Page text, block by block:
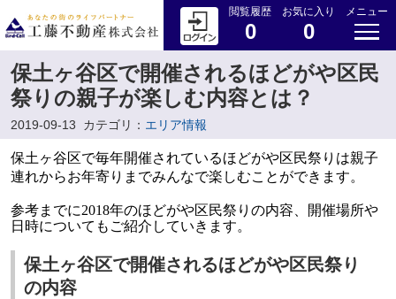
閲覧履歴
0
お気に入り
0
メニュー
保土ヶ谷区で開催されるほどがや区民
祭りの親子が楽しむ内容とは？
2019-09-13 カテゴリ： エリア情報
保土ヶ谷区で毎年開催されているほどがや区民祭りは親子
連れからお年寄りまでみんなで楽しむことができます。
参考までに2018年のほどがや区民祭りの内容、開催場所や
日時についてもご紹介していきます。
保土ヶ谷区で開催されるほどがや区民祭り
の内容